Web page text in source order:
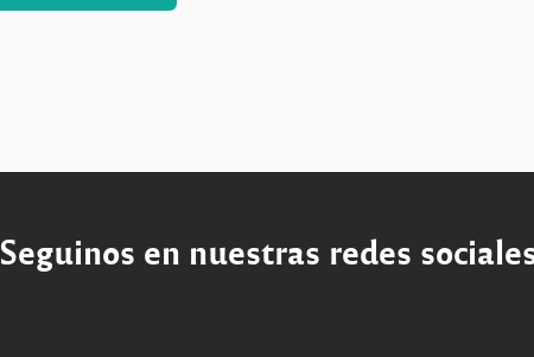
Seguinos en nuestras redes